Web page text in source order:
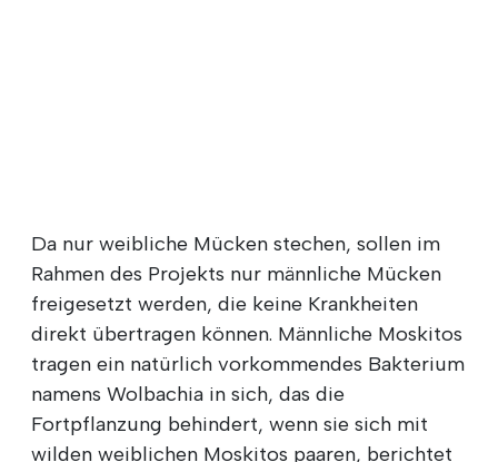
Da nur weibliche Mücken stechen, sollen im
Rahmen des Projekts nur männliche Mücken
freigesetzt werden, die keine Krankheiten
direkt übertragen können. Männliche Moskitos
tragen ein natürlich vorkommendes Bakterium
namens Wolbachia in sich, das die
Fortpflanzung behindert, wenn sie sich mit
wilden weiblichen Moskitos paaren, berichtet